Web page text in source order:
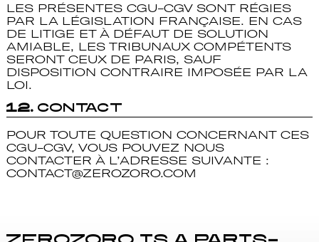
LES PRÉSENTES CGU-CGV SONT RÉGIES
PAR LA LÉGISLATION FRANÇAISE. EN CAS
DE LITIGE ET À DÉFAUT DE SOLUTION
AMIABLE, LES TRIBUNAUX COMPÉTENTS
SERONT CEUX DE PARIS, SAUF
DISPOSITION CONTRAIRE IMPOSÉE PAR LA
LOI.
12. Contact
POUR TOUTE QUESTION CONCERNANT CES
CGU-CGV, VOUS POUVEZ NOUS
CONTACTER À L’ADRESSE SUIVANTE :
CONTACT@ZEROZORO.COM